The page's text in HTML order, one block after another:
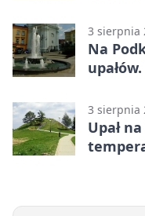
3 sierpnia
Na
3 sierpnia
Upał